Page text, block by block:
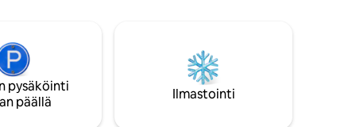
rantatuolissa. Villan pihaan pääsee autolla
ja Högsåran lossimatka kestää vain 15
minuuttia. Liinavaatteet kuuluvat
pysäköinti
päällä
Ilmastointi